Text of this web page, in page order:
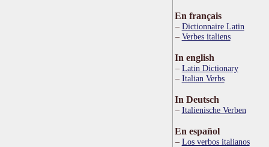
En français
Dictionnaire Latin
Verbes italiens
In english
Latin Dictionary
Italian Verbs
In Deutsch
Italienische Verben
En español
Los verbos italianos